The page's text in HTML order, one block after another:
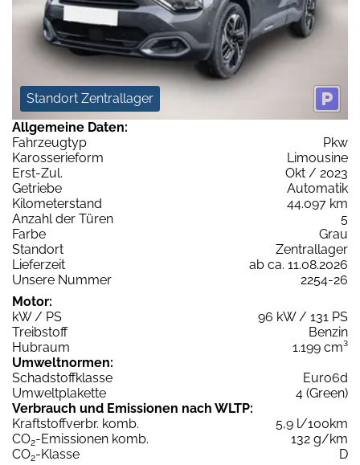
Standort Zentrallager
Allgemeine Daten:
Fahrzeugtyp
Pkw
Karosserieform
Limousine
Erst-Zul.
Okt / 2023
Getriebe
Automatik
Kilometerstand
44.097 km
Anzahl der Türen
5
Farbe
Grau
Standort
Zentrallager
Lieferzeit
ab ca. 11.08.2026
Unsere Nummer
2254-26
Motor:
kW / PS
96 kW / 131 PS
Treibstoff
Benzin
Hubraum
1.199 cm³
Umweltnormen:
Schadstoffklasse
Euro6d
Umweltplakette
4 (Green)
Verbrauch und Emissionen nach WLTP:
Kraftstoffverbr. komb.
5,9 l/100km
CO2-Emissionen komb.
132 g/km
CO2-Klasse
D